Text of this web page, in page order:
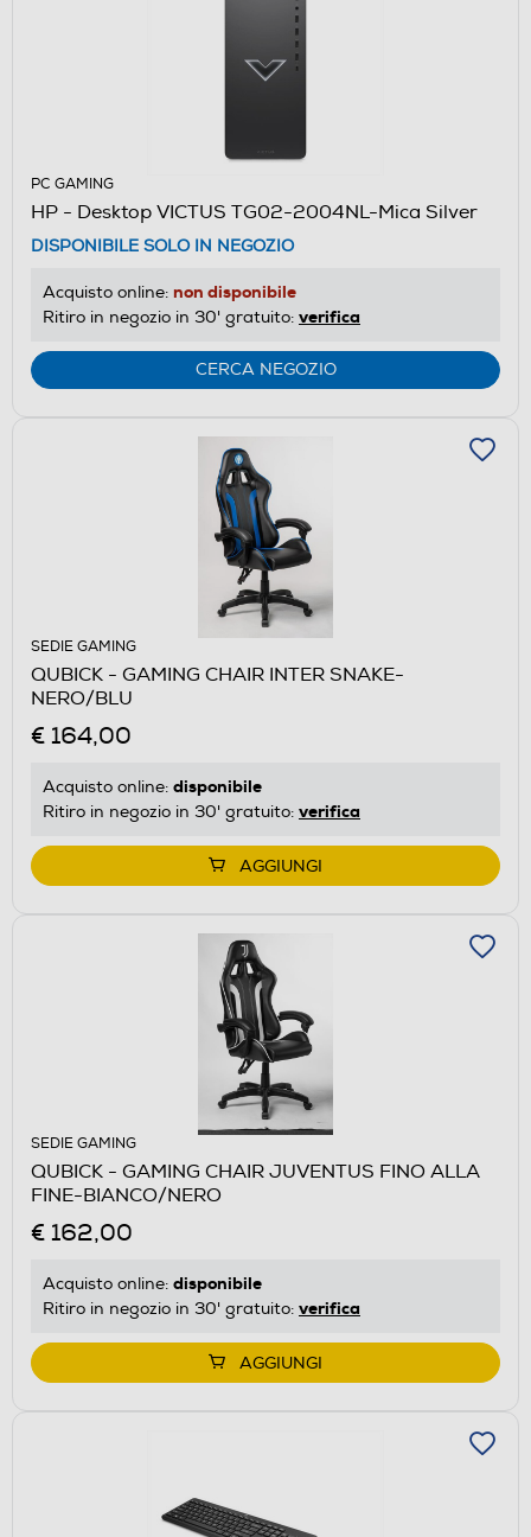
PC GAMING
HP - Desktop VICTUS TG02-2004NL-Mica Silver
DISPONIBILE SOLO IN NEGOZIO
Acquisto online: non disponibile
Ritiro in negozio in 30' gratuito: verifica
CERCA NEGOZIO
SEDIE GAMING
QUBICK - GAMING CHAIR INTER SNAKE-
NERO/BLU
€ 164,00
Acquisto online: disponibile
Ritiro in negozio in 30' gratuito: verifica
AGGIUNGI
SEDIE GAMING
QUBICK - GAMING CHAIR JUVENTUS FINO ALLA
FINE-BIANCO/NERO
€ 162,00
Acquisto online: disponibile
Ritiro in negozio in 30' gratuito: verifica
AGGIUNGI